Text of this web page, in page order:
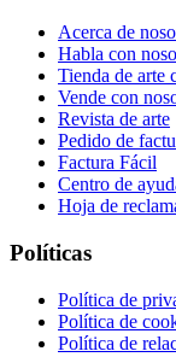
Acerca de
Habla con
Tienda de arte
Vende con
Revista de arte
Pedido de
Factura Fácil
Centro de
Hoja de
Políticas
Política de
Política de
Política de